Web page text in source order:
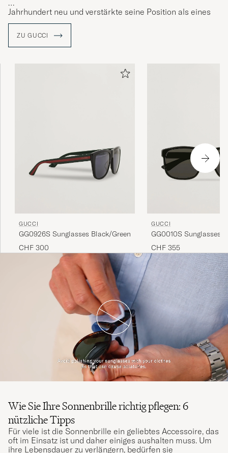
Jahrhundert neu und verstärkte seine Position als eines
der weltweit begehrtesten Modehäuser. Die eklektischen,
repräsentieren die Spritze der italienischen
Handwerkskunst und sind in Bezug auf Qualität und Liebe
ZU GUCCI
GUCCI
GG0926S Sunglasses Black/Green
CHF 300
GUCCI
GG0010S Sunglasses
CHF 355
Wie Sie Ihre Sonnenbrille richtig pflegen: 6
nützliche Tipps
Für viele ist die Sonnenbrille ein geliebtes Accessoire, das
oft im Einsatz ist und daher einiges aushalten muss. Um
ihre Lebensdauer zu verlängern, bedürfen sie